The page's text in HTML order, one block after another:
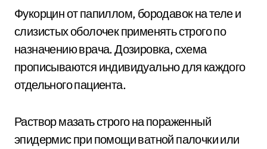
Фукорцин от папиллом, бородавок на теле и
слизистых оболочек применять строго по
назначению врача. Дозировка, схема
прописываются индивидуально для каждого
отдельного пациента.
Раствор мазать строго на пораженный
эпидермис при помощи ватной палочки или